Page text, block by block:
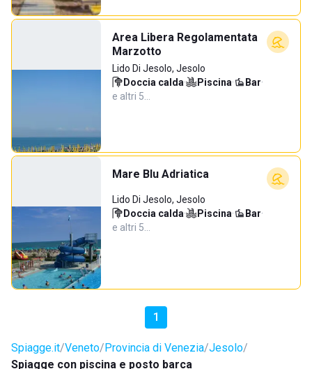
Area Libera Regolamentata
Marzotto
Lido Di Jesolo, Jesolo
Doccia calda· Piscina· Bar·
e altri 5…
Mare Blu Adriatica
Lido Di Jesolo, Jesolo
Doccia calda· Piscina· Bar·
e altri 5…
1
Spiagge.it Veneto Provincia di Venezia Jesolo
Spiagge con piscina e posto barca